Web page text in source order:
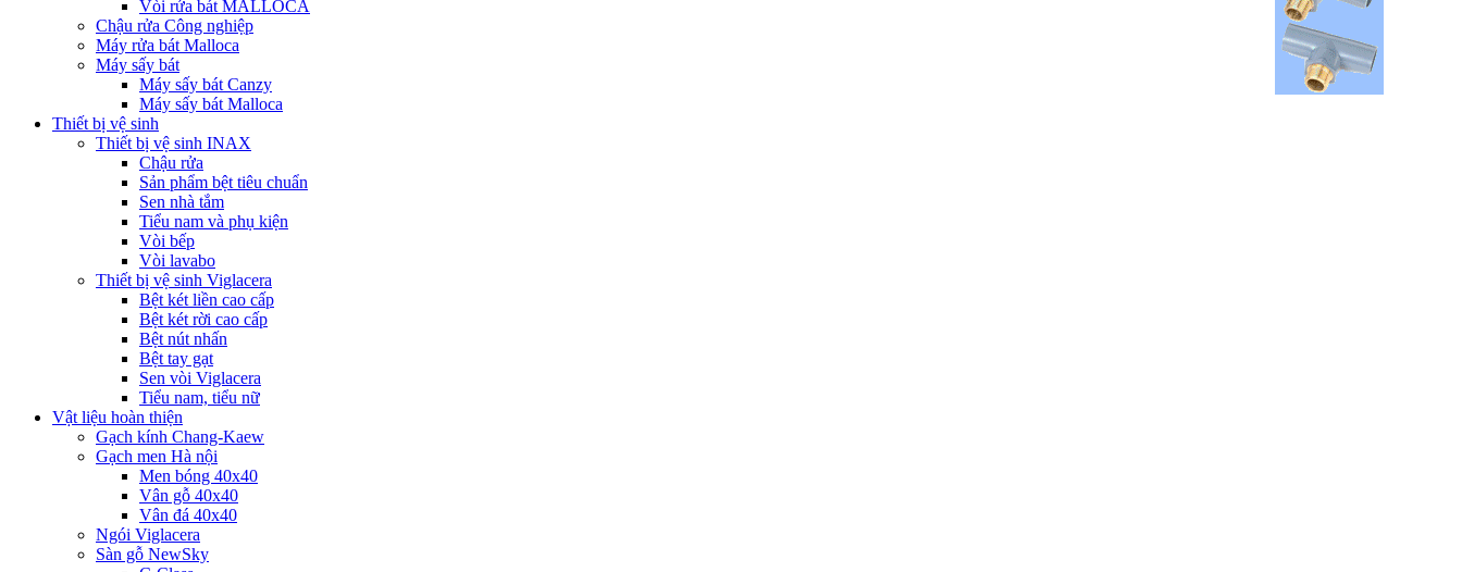
Vòi rửa bát MALLOCA
Chậu rửa Công nghiệp
Máy rửa bát Malloca
Máy sấy bát
Máy sấy bát Canzy
Máy sấy bát Malloca
Thiết bị vệ sinh
Thiết bị vệ sinh INAX
Chậu rửa
Sản phẩm bệt tiêu chuẩn
Sen nhà tắm
Tiểu nam và phụ kiện
Vòi bếp
Vòi lavabo
Thiết bị vệ sinh Viglacera
Bệt két liền cao cấp
Bệt két rời cao cấp
Bệt nút nhấn
Bệt tay gạt
Sen vòi Viglacera
Tiểu nam, tiểu nữ
Vật liệu hoàn thiện
Gạch kính Chang-Kaew
Gạch men Hà nội
Men bóng 40x40
Vân gỗ 40x40
Vân đá 40x40
Ngói Viglacera
Sàn gỗ NewSky